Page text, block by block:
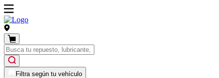
Filtra según tu vehículo